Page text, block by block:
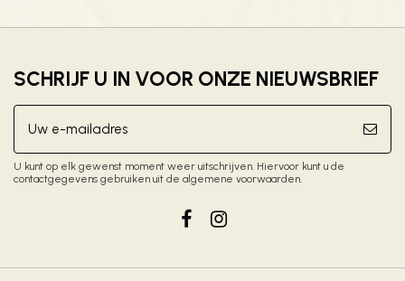
SCHRIJF U IN VOOR ONZE NIEUWSBRIEF
U kunt op elk gewenst moment weer uitschrijven. Hiervoor kunt u de
contactgegevens gebruiken uit de algemene voorwaarden.